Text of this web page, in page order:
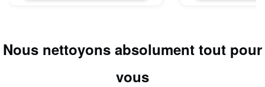
Nous nettoyons absolument tout pour
vous